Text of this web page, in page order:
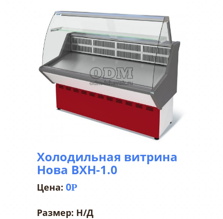
Холодильная витрина
Нова ВХН-1.0
0Р
Размер: Н/Д